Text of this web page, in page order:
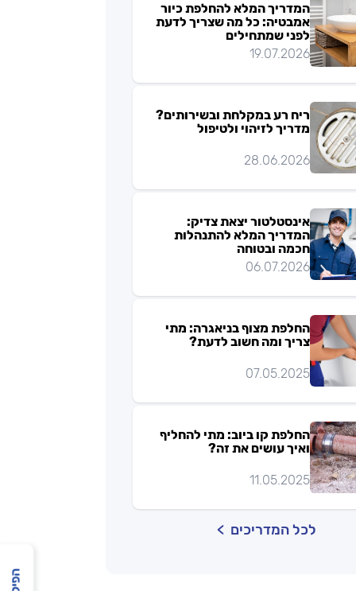
המדריך המלא להחלפת כיור
אמבטיה: כל מה שצריך לדעת
לפני שמתחילים
19.07.2026
ריח רע במקלחת ובשירותים?
מדריך לזיהוי ולטיפול
28.06.2026
אינסטלטור יצאת צדיק:
המדריך המלא להתנהלות
חכמה ובטוחה
06.07.2026
החלפת מצוף בניאגרה: מתי
צריך ומה חשוב לדעת?
07.05.2025
החלפת קו ביוב: מתי להחליף
ואיך עושים את זה?
11.05.2025
לכל המדריכים